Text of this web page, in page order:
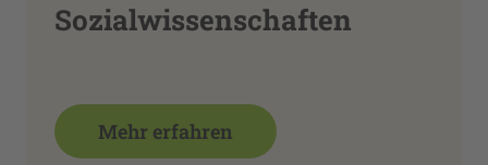
Sozialwissenschaften
Mehr erfahren